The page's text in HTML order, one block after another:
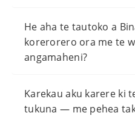
He aha te tautoko a
korerorero ora me te
angamaheni?
Karekau aku karere ki
tukuna — me pehea